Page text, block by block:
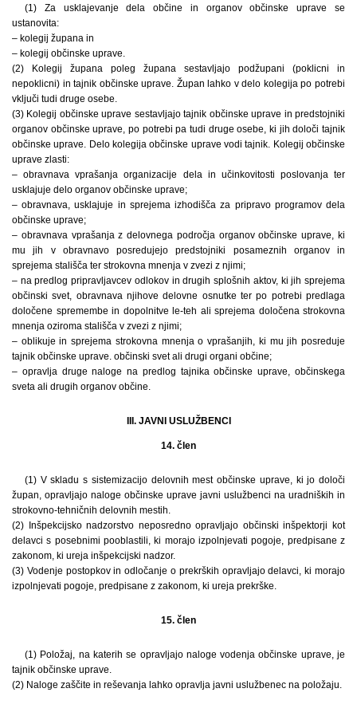
(1) Za usklajevanje dela občine in organov občinske uprave se
ustanovita:
– kolegij župana in
– kolegij občinske uprave.
(2) Kolegij župana poleg župana sestavljajo podžupani (poklicni in
nepoklicni) in tajnik občinske uprave. Župan lahko v delo kolegija po potrebi
vključi tudi druge osebe.
(3) Kolegij občinske uprave sestavljajo tajnik občinske uprave in predstojniki
organov občinske uprave, po potrebi pa tudi druge osebe, ki jih določi tajnik
občinske uprave. Delo kolegija občinske uprave vodi tajnik. Kolegij občinske
uprave zlasti:
– obravnava vprašanja organizacije dela in učinkovitosti poslovanja ter
usklajuje delo organov občinske uprave;
– obravnava, usklajuje in sprejema izhodišča za pripravo programov dela
občinske uprave;
– obravnava vprašanja z delovnega področja organov občinske uprave, ki
mu jih v obravnavo posredujejo predstojniki posameznih organov in
sprejema stališča ter strokovna mnenja v zvezi z njimi;
– na predlog pripravljavcev odlokov in drugih splošnih aktov, ki jih sprejema
občinski svet, obravnava njihove delovne osnutke ter po potrebi predlaga
določene spremembe in dopolnitve le-teh ali sprejema določena strokovna
mnenja oziroma stališča v zvezi z njimi;
– oblikuje in sprejema strokovna mnenja o vprašanjih, ki mu jih posreduje
tajnik občinske uprave. občinski svet ali drugi organi občine;
– opravlja druge naloge na predlog tajnika občinske uprave, občinskega
sveta ali drugih organov občine.
III. JAVNI USLUŽBENCI
14. člen
(1) V skladu s sistemizacijo delovnih mest občinske uprave, ki jo določi
župan, opravljajo naloge občinske uprave javni uslužbenci na uradniških in
strokovno-tehničnih delovnih mestih.
(2) Inšpekcijsko nadzorstvo neposredno opravljajo občinski inšpektorji kot
delavci s posebnimi pooblastili, ki morajo izpolnjevati pogoje, predpisane z
zakonom, ki ureja inšpekcijski nadzor.
(3) Vodenje postopkov in odločanje o prekrških opravljajo delavci, ki morajo
izpolnjevati pogoje, predpisane z zakonom, ki ureja prekrške.
15. člen
(1) Položaj, na katerih se opravljajo naloge vodenja občinske uprave, je
tajnik občinske uprave.
(2) Naloge zaščite in reševanja lahko opravlja javni uslužbenec na položaju.